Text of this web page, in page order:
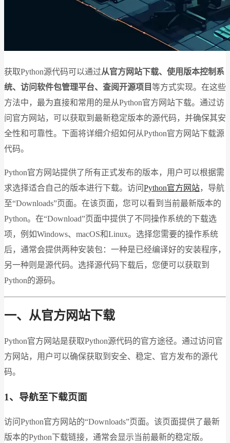
获取Python源代码可以通过从官方网站下载、使用版本控制系
统、访问软件包管理平台、查阅开源项目等方式实现。在这些
方法中，最为直接和常用的是从Python官方网站下载。通过访
问官方网站，可以获取到最新稳定版本的源代码，并确保其安
全性和可靠性。下面将详细介绍如何从Python官方网站下载源
代码。
Python官方网站提供了所有正式发布的版本，用户可以根据需
求选择适合自己的版本进行下载。访问Python官方网站，导航
至“Downloads”页面。在该页面，您可以看到当前最新版本的
Python。在“Download”页面中提供了不同操作系统的下载选
项，例如Windows、macOS和Linux。选择您需要的操作系统
后，通常会提供两种安装包：一种是已经编译好的安装程序，
另一种则是源代码。选择源代码下载后，您便可以获取到
Python的源码。
一、从官方网站下载
Python官方网站是获取Python源代码的官方途径。通过访问官
方网站，用户可以确保获取到安全、稳定、官方发布的源代
码。
1、导航至下载页面
访问Python官方网站的“Downloads”页面。该页面提供了最新
版本的Python下载链接，通常会显示当前最新的稳定版。